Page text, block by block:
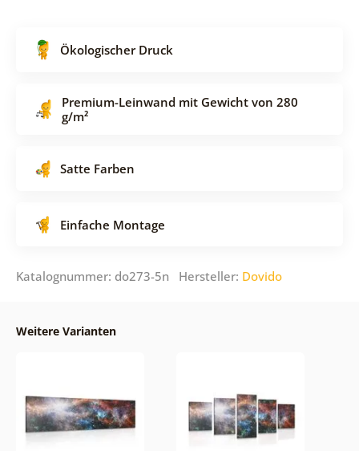
Ökologischer Druck
Premium-Leinwand mit Gewicht von 280
g/m²
Satte Farben
Einfache Montage
Katalognummer: do273-5n Hersteller: Dovido
Weitere Varianten